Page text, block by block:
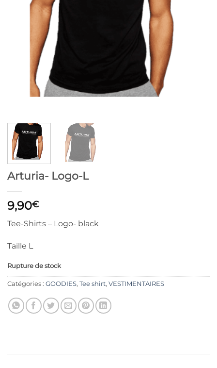
Arturia- Logo-L
9,90€
Tee-Shirts – Logo- black
Taille L
Rupture de stock
Catégories : GOODIES, Tee shirt, VESTIMENTAIRES